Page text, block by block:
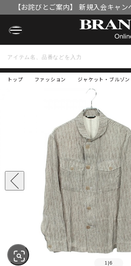
【お詫びとご案内】 新規入会キャ
OFFクーポン」付与漏れ
トップ ファッション ジャケット・ブルゾン
1 |6